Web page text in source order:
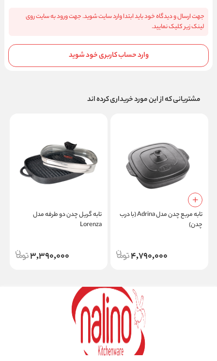
جهت ارسال و دیدگاه خود باید ابتدا وارد سایت شوید. جهت ورود به سایت روی
لینک زیر کلیک نمایید.
وارد حساب کاربری خود شوید
مشتریانی که از این مورد خریداری کرده اند
تابه مربع چدن مدل Adrina (با درب
چدن)
4,790,000
تابه گریل چدن دو طرفه مدل
Lorenza
3,390,000